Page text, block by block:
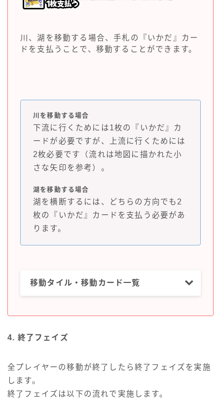
川、湖を移動する場合、手札の『いかだ』カー
ドを支払うことで、移動することができます。
川を移動する場合
下流に行くためには1枚の『いかだ』カ
ードが必要ですが、上流に行くためには
2枚必要です（流れは地図に描かれた小
さな矢印を参考）。
湖を移動する場合
湖を横断するには、どちらの方向でも2
枚の『いかだ』カードを支払う必要があ
ります。
移動タイル・移動カード一覧
4. 終了フェイズ
全プレイヤーの移動が終了したら終了フェイズを実施
します。
終了フェイズは以下の流れで実施します。